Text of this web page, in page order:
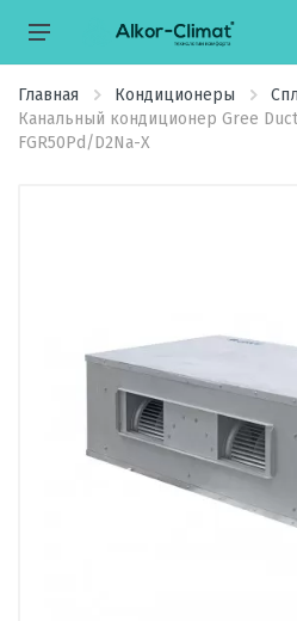
Главная Кондиционеры
Канальный кондиционер Gree
FGR50Pd/D2Na-X